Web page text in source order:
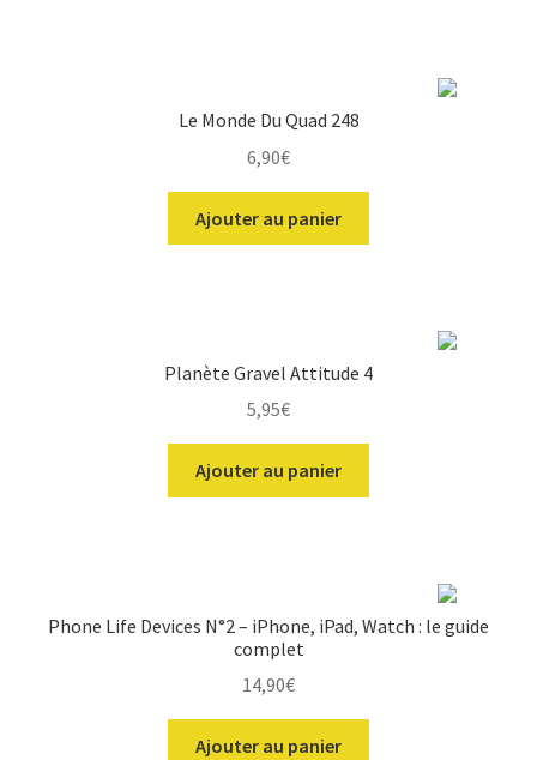
produit
Le Monde Du Quad 248
6,90€
Ajouter au panier
Planète Gravel Attitude 4
5,95€
Ajouter au panier
Phone Life Devices N°2 – iPhone, iPad, Watch : le guide
complet
14,90€
Ajouter au panier